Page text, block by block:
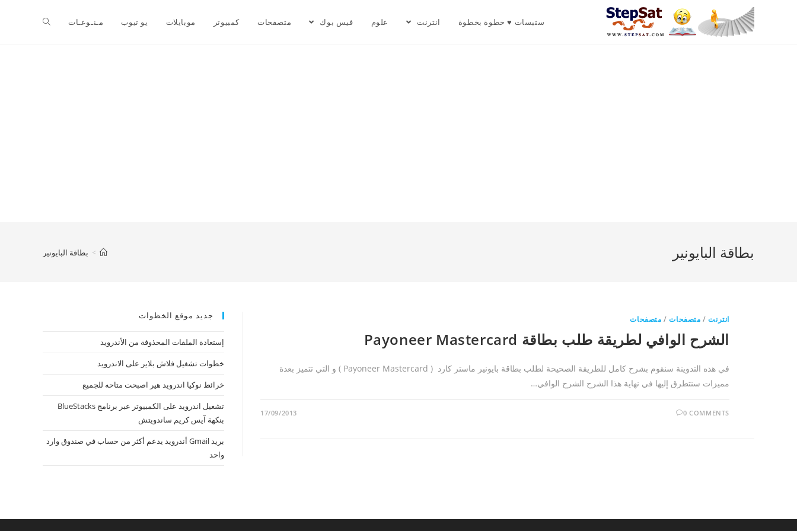
ستبسات ♥ خطوة بخطوة انترنت علوم فيس بوك متصفحات كمبيوتر موبايلات يو تيوب مـنـوعـات
بطاقة البايونير > بطاقة البايونير
انترنت/ متصفحات/ متصفحات
الشرح الوافي لطريقة طلب بطاقة Payoneer Mastercard
في هذه التدوينة سنقوم بشرح كامل للطريقة الصحيحة لطلب بطاقة بايونير ماستر كارد ( Payoneer Mastercard ) و التي تتميز بعدة
مميزات سنتطرق إليها في نهاية هذا الشرح الشرح الوافي…
0 COMMENTS
17/09/2013
جديد موقع الخظوات
إستعادة الملفات المحذوفة من الأندرويد
خطوات تشغيل فلاش بلاير على الاندرويد
خرائط نوكيا اندرويد هير اصبحت متاحه للجميع
تشغيل اندرويد على الكمبيوتر عبر برنامج BlueStacks
بنكهة آيس كريم ساندويتش
بريد Gmail أندرويد يدعم أكثر من حساب في صندوق وارد
واحد